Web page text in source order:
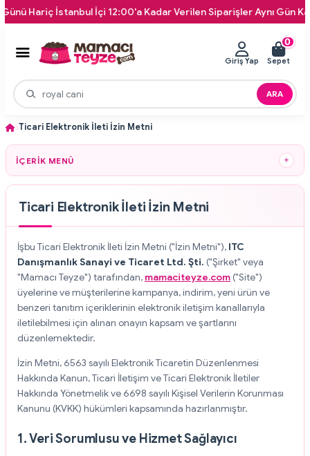
İstanbul İçi 12:00'a Kadar Verilen Siparişler Aynı Gün Kapınıza
ARA
Giriş Yap
0
Sepet
Ticari Elektronik İleti İzin Metni
İÇERIK MENÜ
Ticari Elektronik İleti İzin Metni
İşbu Ticari Elektronik İleti İzin Metni ("İzin Metni"), ITC
Danışmanlık Sanayi ve Ticaret Ltd. Şti. ("Şirket" veya
"Mamacı Teyze") tarafından, mamaciteyze.com ("Site")
üyelerine ve müşterilerine kampanya, indirim, yeni ürün ve
benzeri tanıtım içeriklerinin elektronik iletişim kanallarıyla
iletilebilmesi için alınan onayın kapsam ve şartlarını
düzenlemektedir.
İzin Metni, 6563 sayılı Elektronik Ticaretin Düzenlenmesi
Hakkında Kanun, Ticari İletişim ve Ticari Elektronik İletiler
Hakkında Yönetmelik ve 6698 sayılı Kişisel Verilerin Korunması
Kanunu (KVKK) hükümleri kapsamında hazırlanmıştır.
1. Veri Sorumlusu ve Hizmet Sağlayıcı